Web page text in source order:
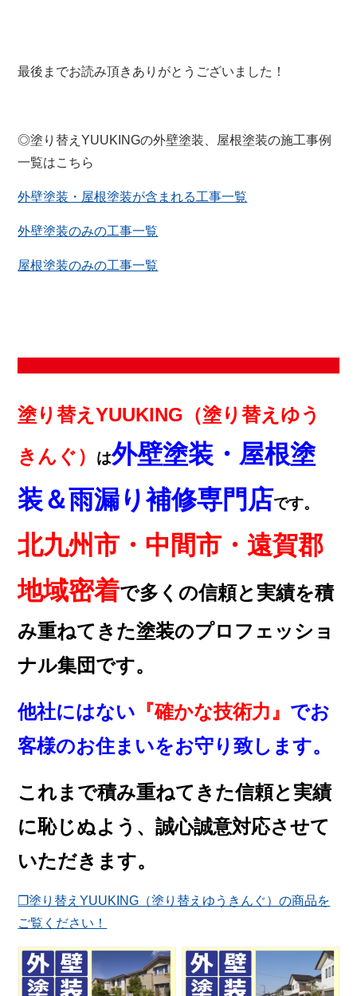
最後までお読み頂きありがとうございました！
◎塗り替えYUUKINGの外壁塗装、屋根塗装の施工事例
一覧はこちら
外壁塗装・屋根塗装が含まれる工事一覧
外壁塗装のみの工事一覧
屋根塗装のみの工事一覧
塗り替えYUUKING（塗り替えゆう
きんぐ）
は外壁塗装・屋根塗
装＆雨漏り補修専門店です。
北九州市・中間市・遠賀郡
地域密着で多くの信頼と実績を積
み重ねてきた塗装のプロフェッショ
ナル集団です。
他社にはない 『確かな技術力』 でお
客様のお住まいをお守り致します。
これまで積み重ねてきた信頼と実績
に恥じぬよう、誠心誠意対応させて
いただきます。
❐塗り替えYUUKING（塗り替えゆうきんぐ）の商品を
ご覧ください！